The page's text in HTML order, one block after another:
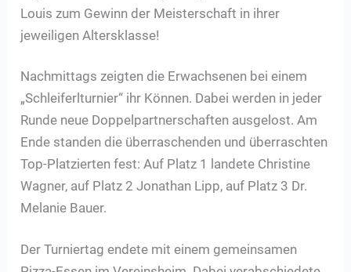
Louis zum Gewinn der Meisterschaft in ihrer
jeweiligen Altersklasse!
Nachmittags zeigten die Erwachsenen bei einem
„Schleiferlturnier“ ihr Können. Dabei werden in jeder
Runde neue Doppelpartnerschaften ausgelost. Am
Ende standen die überraschenden und überraschten
Top-Platzierten fest: Auf Platz 1 landete Christine
Wagner, auf Platz 2 Jonathan Lipp, auf Platz 3 Dr.
Melanie Bauer.
Der Turniertag endete mit einem gemeinsamen